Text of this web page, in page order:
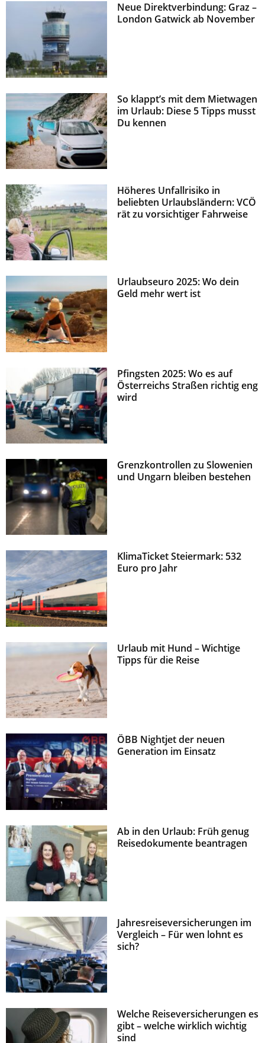
Neue Direktverbindung: Graz –
London Gatwick ab November
So klappt’s mit dem Mietwagen
im Urlaub: Diese 5 Tipps musst
Du kennen
Höheres Unfallrisiko in
beliebten Urlaubsländern: VCÖ
rät zu vorsichtiger Fahrweise
Urlaubseuro 2025: Wo dein
Geld mehr wert ist
Pfingsten 2025: Wo es auf
Österreichs Straßen richtig eng
wird
Grenzkontrollen zu Slowenien
und Ungarn bleiben bestehen
KlimaTicket Steiermark: 532
Euro pro Jahr
Urlaub mit Hund – Wichtige
Tipps für die Reise
ÖBB Nightjet der neuen
Generation im Einsatz
Ab in den Urlaub: Früh genug
Reisedokumente beantragen
Jahresreiseversicherungen im
Vergleich – Für wen lohnt es
sich?
Welche Reiseversicherungen es
gibt – welche wirklich wichtig
sind